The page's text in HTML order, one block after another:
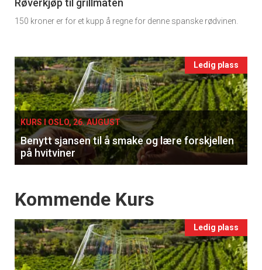
tilsendt.
Ukens
vin
Røverkjøp til grillmaten
150 kroner er for et kupp å regne for denne spanske rødvinen.
Events
single
Ledig plass
KURS I OSLO, 26. AUGUST
Benytt sjansen til å smake og lære forskjellen
på hvitviner
Events
Kommende Kurs
Ledig plass